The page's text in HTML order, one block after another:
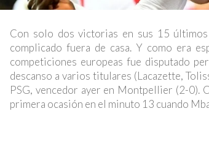
Con solo dos victorias en sus 15
complicado fuera de casa. Y como era
competiciones europeas fue disputado
descanso a varios titulares (Lacazette,
PSG, vencedor ayer en Montpellier (2-0).
primera ocasión en el minuto 13 cuando